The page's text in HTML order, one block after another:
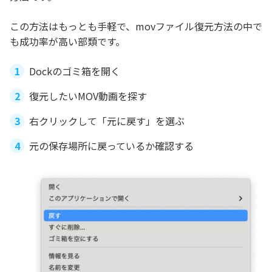
この方法はもっとも手軽で、movファイル復元方法の中で
も成功率が高い部類です。
Dockのゴミ箱を開く
復元したいMOV動画を探す
右クリックして「元に戻す」を選ぶ
元の保存場所に戻っているか確認する